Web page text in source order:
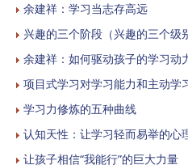
余建祥：学习当志存高远
兴趣的三个阶段（兴趣的三个级
余建祥：如何驱动孩子的学习动
项目式学习对学习能力和主动学
学习力修炼的五种曲线
认知天性：让学习轻而易举的心
让孩子相信“我能行”的巨大力量